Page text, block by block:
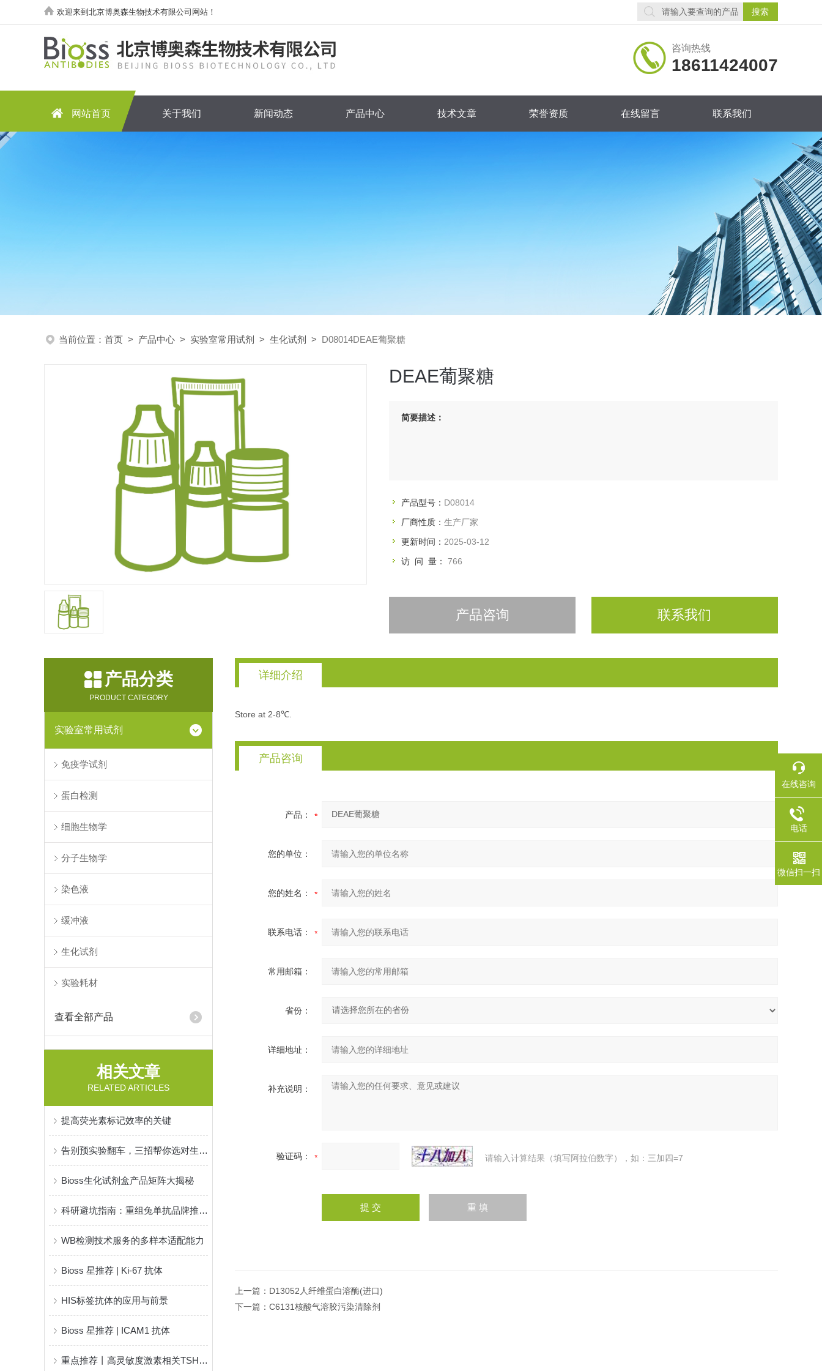
欢迎来到北京博奥森生物技术有限公司网站！
咨询热线
18611424007
网站首页 关于我们 新闻动态 产品中心 技术文章 荣誉资质 在线留言 联系我们
当前位置： 首页 > 产品中心 > 实验室常用试剂 > 生化试剂 > D08014DEAE葡聚糖
DEAE葡聚糖
简要描述：
产品型号： D08014
厂商性质： 生产厂家
更新时间： 2025-03-12
访 问 量： 766
产品咨询 联系我们
产品分类
PRODUCT CATEGORY
实验室常用试剂
免疫学试剂
蛋白检测
细胞生物学
分子生物学
染色液
缓冲液
生化试剂
实验耗材
查看全部产品
相关文章
RELATED ARTICLES
提高荧光素标记效率的关键
告别预实验翻车，三招帮你选对生化试剂盒
Bioss生化试剂盒产品矩阵大揭秘
科研避坑指南：重组兔单抗品牌推荐：博奥森
WB检测技术服务的多样本适配能力
Bioss 星推荐 | Ki-67 抗体
HIS标签抗体的应用与前景
Bioss 星推荐 | ICAM1 抗体
重点推荐丨高灵敏度激素相关TSH配对抗体！
详细介绍
Store at 2-8℃.
产品咨询
产品：
您的单位：
您的姓名：
联系电话：
常用邮箱：
省份：
详细地址：
补充说明：
验证码： 请输入计算结果（填写阿拉伯数字），如：三加四=7
上一篇： D13052人纤维蛋白溶酶(进口)
下一篇： C6131核酸气溶胶污染清除剂
在线咨询
电话
微信扫一扫